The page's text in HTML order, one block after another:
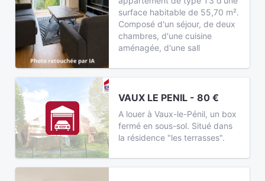
surface habitable de 55,70 m².
Composé d'un séjour, de deux
chambres, d'une cuisine
aménagée, d'une sall
VAUX LE PENIL - 80 €
A louer à Vaux-le-Pénil, un box
fermé en sous-sol. Situé dans
la résidence "les terrasses".